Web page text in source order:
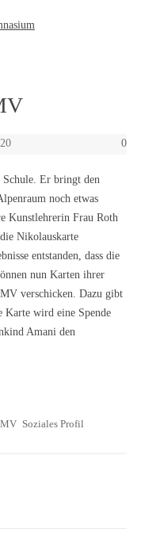
0
Er bringt den
noch etwas
Kunstlehrerin Frau Roth
Nikolauskarte
entstanden, dass die
nun Karten ihrer
verschicken. Dazu gibt
Karte wird eine Spende
Amani den
Soziales Profil